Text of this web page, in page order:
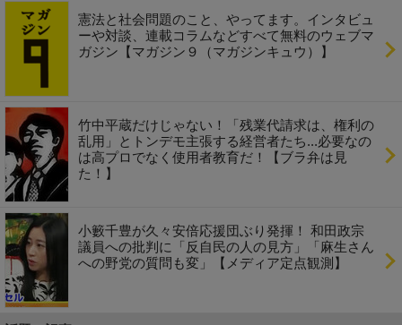
憲法と社会問題のこと、やってます。インタビュ
ーや対談、連載コラムなどすべて無料のウェブマ
ガジン【マガジン９（マガジンキュウ）】
竹中平蔵だけじゃない！「残業代請求は、権利の
乱用」とトンデモ主張する経営者たち...必要なの
は高プロでなく使用者教育だ！【ブラ弁は見
た！】
小籔千豊が久々安倍応援団ぶり発揮！ 和田政宗
議員への批判に「反自民の人の見方」「麻生さん
への野党の質問も変」【メディア定点観測】